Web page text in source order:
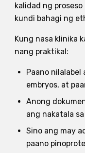
kalidad ng
kundi bahagi ng
Kung nasa klinika
nang praktikal:
Paano
embryos, at
Anong
ang nakatala
Sino ang may
paano